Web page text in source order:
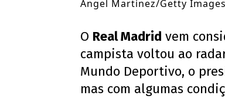
Angel Martinez/Getty
O Real Madrid vem
campista voltou ao
Mundo Deportivo, o
mas com algumas